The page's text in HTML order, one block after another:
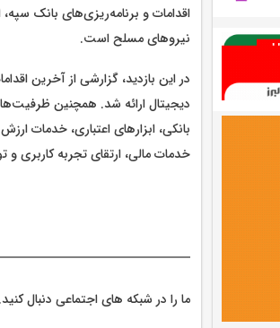
اقدامات و برنامه‌ریزی‌های بانک
نیروهای مسلح است.
در این بازدید، گزارشی از آخرین
دیجیتال ارائه شد. همچنین
بانکی، ابزارهای اعتباری، خدمات
خدمات مالی، ارتقای تجربه کاربری
ما را در شبکه های اجتماعی دنبال کنید.